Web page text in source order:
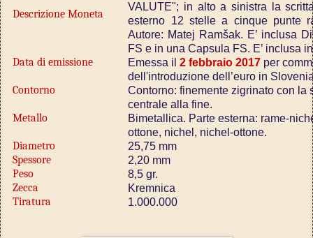
Descrizione Moneta
VALUTE"; in alto a sinistra la
esterno 12 stelle a cinque punte
Autore: Matej Ramšak. E’ inclusa
FS e in una Capsula FS. E’ inclusa
Data di emissione Emessa il2 febbraio 2017 per
dell'introduzione dell’euro in
Contorno
Contorno: finemente zigrinato con la
centrale alla fine.
Metallo
Bimetallica. Parte esterna: rame-
ottone, nichel, nichel-ottone.
Diametro 25,75 mm
Spessore 2,20 mm
Peso 8,5 gr.
Zecca Kremnica
Tiratura 1.000.000